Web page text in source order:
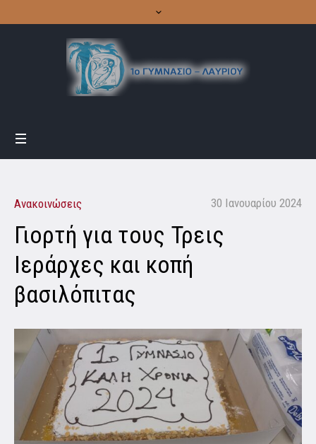
30 Ιανουαρίου 2024
Ανακοινώσεις
Γιορτή για τους Τρεις
Ιεράρχες και κοπή
βασιλόπιτας